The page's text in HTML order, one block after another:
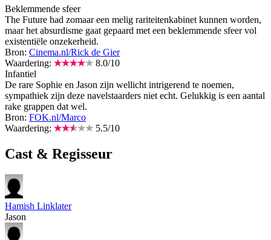
Beklemmende sfeer
The Future had zomaar een melig rariteitenkabinet kunnen worden,
maar het absurdisme gaat gepaard met een beklemmende sfeer vol
existentiële onzekerheid.
Bron: Cinema.nl/Rick de Gier
Waardering:
8.0/10
Infantiel
De rare Sophie en Jason zijn wellicht intrigerend te noemen,
sympathiek zijn deze navelstaarders niet echt. Gelukkig is een aantal
rake grappen dat wel.
Bron: FOK.nl/Marco
Waardering:
5.5/10
Cast & Regisseur
Hamish Linklater
Jason